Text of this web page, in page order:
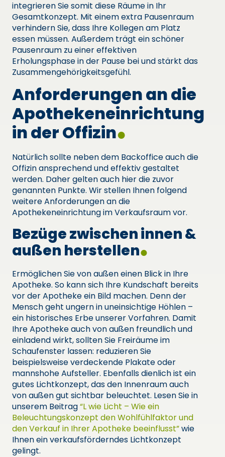
integrieren Sie somit diese Räume in Ihr
Gesamtkonzept. Mit einem extra Pausenraum
verhindern Sie, dass Ihre Kollegen am Platz
essen müssen. Außerdem trägt ein schöner
Pausenraum zu einer effektiven
Erholungsphase in der Pause bei und stärkt das
Zusammengehörigkeitsgefühl.
Anforderungen an die
Apothekeneinrichtung
in der Offizin
Natürlich sollte neben dem Backoffice auch die
Offizin ansprechend und effektiv gestaltet
werden. Daher gelten auch hier die zuvor
genannten Punkte. Wir stellen Ihnen folgend
weitere Anforderungen an die
Apothekeneinrichtung im Verkaufsraum vor.
Bezüge zwischen innen &
außen herstellen
Ermöglichen Sie von außen einen Blick in Ihre
Apotheke. So kann sich Ihre Kundschaft bereits
vor der Apotheke ein Bild machen. Denn der
Mensch geht ungern in uneinsichtige Höhlen –
ein historisches Erbe unserer Vorfahren. Damit
Ihre Apotheke auch von außen freundlich und
einladend wirkt, sollten Sie Freiräume im
Schaufenster lassen: reduzieren Sie
beispielsweise verdeckende Plakate oder
mannshohe Aufsteller. Ebenfalls dienlich ist ein
gutes Lichtkonzept, das den Innenraum auch
von außen gut sichtbar beleuchtet. Lesen Sie in
unserem Beitrag“L wie Licht – Wie ein
Beleuchtungskonzept den Wohlfühlfaktor und
den Verkauf in Ihrer Apotheke beeinflusst”wie
Ihnen ein verkaufsförderndes Lichtkonzept
gelingt.